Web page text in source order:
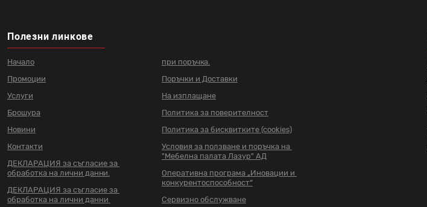
Полезни линкове
Начало
Промоции
Услуги
Брошура
Новини
Контакти
ДЕКЛАРАЦИЯ за съгласие за
обработка на лични данни.
ДЕКЛАРАЦИЯ за съгласие за
обработка на лични данни
при поръчка.
Поръчки и Доставки
На изплащане
Политика за поверителност
Политика за бисквитките (cookies)
Условия за ползване и поръчка на
"Мебелна палата Лазур" АД
Оперативна програма „Иновации и
конкурентоспособност“
Сервизно обслужване